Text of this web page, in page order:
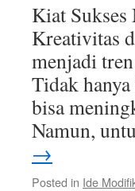
Kiat
Kreativitas
menjadi
Tidak
bisa
Namun,
→
Posted in Ide